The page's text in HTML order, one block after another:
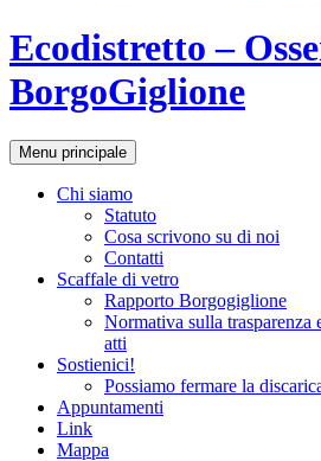
Ecodistretto –
BorgoGiglione
Cerca
Menu principale
Chi siamo
Statuto
Cosa scrivono su di noi
Contatti
Scaffale di vetro
Rapporto Borgogiglione
Normativa sulla trasparenza
atti
Sostienici!
Possiamo fermare la
Appuntamenti
Link
Mappa